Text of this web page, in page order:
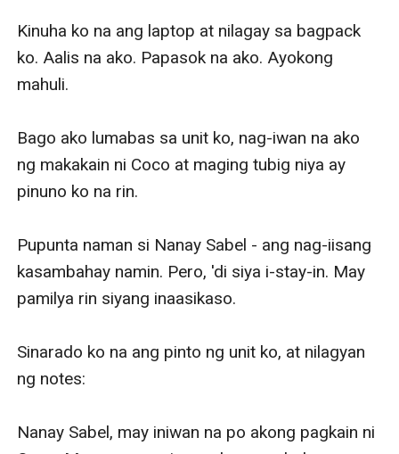
Kinuha ko na ang laptop at nilagay sa bagpack
ko. Aalis na ako. Papasok na ako. Ayokong
mahuli.
Bago ako lumabas sa unit ko, nag-iwan na ako
ng makakain ni Coco at maging tubig niya ay
pinuno ko na rin.
Pupunta naman si Nanay Sabel - ang nag-iisang
kasambahay namin. Pero, 'di siya i-stay-in. May
pamilya rin siyang inaasikaso.
Sinarado ko na ang pinto ng unit ko, at nilagyan
ng notes:
Nanay Sabel, may iniwan na po akong pagkain ni